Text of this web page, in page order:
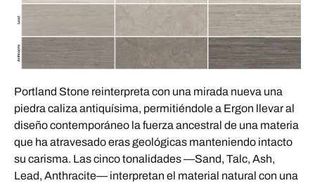
Portland Stone reinterpreta con una mirada nueva una
piedra caliza antiquísima, permitiéndole a Ergon llevar al
diseño contemporáneo la fuerza ancestral de una materia
que ha atravesado eras geológicas manteniendo intacto
su carisma. Las cinco tonalidades —Sand, Talc, Ash,
Lead, Anthracite— interpretan el material natural con una